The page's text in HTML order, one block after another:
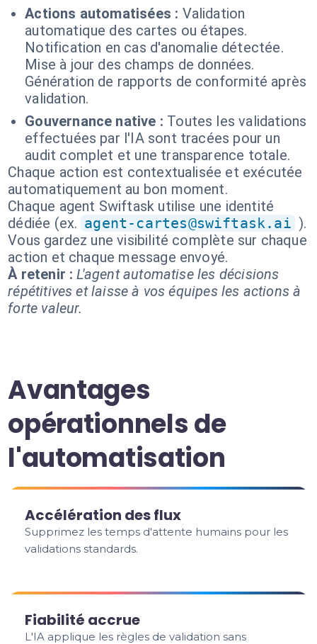
Actions automatisées : Validation
automatique des cartes ou étapes.
Notification en cas d'anomalie détectée.
Mise à jour des champs de données.
Génération de rapports de conformité après
validation.
Gouvernance native : Toutes les validations
effectuées par l'IA sont tracées pour un
audit complet et une transparence totale.
Chaque action est contextualisée et exécutée
automatiquement au bon moment.
Chaque agent Swiftask utilise une identité
dédiée (ex. agent-cartes@swiftask.ai ).
Vous gardez une visibilité complète sur chaque
action et chaque message envoyé.
À retenir : L'agent automatise les décisions
répétitives et laisse à vos équipes les actions à
forte valeur.
Avantages
opérationnels de
l'automatisation
Accélération des flux
Supprimez les temps d'attente humains pour les
validations standards.
Fiabilité accrue
L'IA applique les règles de validation sans